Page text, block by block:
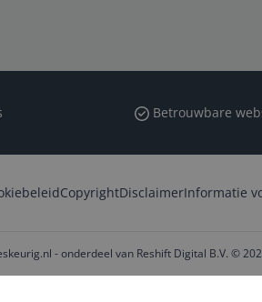
Betrouwbare
CopyrightDisclaimerInformatie
- onderdeel van Reshift Digital B.V. ©